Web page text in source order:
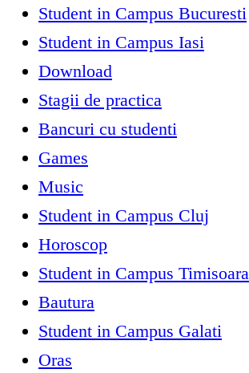
Student in Campus Bucuresti
Student in Campus Iasi
Download
Stagii de practica
Bancuri cu studenti
Games
Music
Student in Campus Cluj
Horoscop
Student in Campus Timisoara
Bautura
Student in Campus Galati
Oras